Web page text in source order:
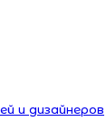
и дизайнеров